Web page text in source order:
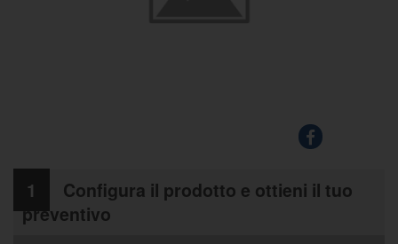
1
Configura il prodotto e ottieni il tuo
preventivo